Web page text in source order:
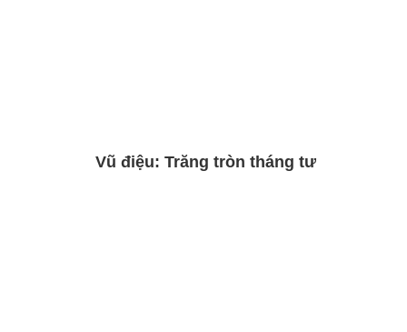
Vũ điệu: Trăng tròn tháng tư